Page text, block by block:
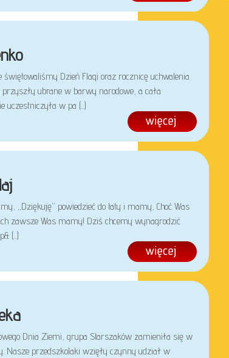
Dzień Flagi oraz rocznicę uchwalenia
przyszły ubrane w barwy narodowe, a cała
uczestniczyła w pa (...)
„Dziękuję” powiedzieć do taty i mamy, Choć Was
zawsze Was mamy! Dziś chcemy wynagrodzić
(...)
Dnia Ziemi, grupa Starszaków zamieniła się w
Nasze przedszkolaki wzięły czynny udział w